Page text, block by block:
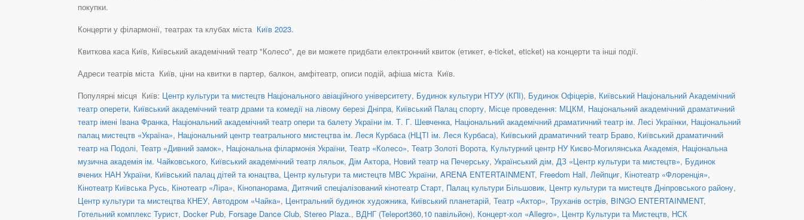
покупки.
Концерти у філармонії, театрах та клубах міста Київ 2023.
Квиткова каса Київ, Київський академічний театр "Колесо", де ви можете придбати електронний квиток (етикет, e-ticket, eticket) на концерти та інші події.
Адреси театрів міста Київ, ціни на квитки в партер, балкон, амфітеатр, описи подій, афіша міста Київ.
Популярні місця Київ: Центр культури та мистецтв Національного авіаційного університету, Будинок культури НТУУ (КПІ), Будинок Офіцерів, Київський Національний Академічний
театр оперети, Київський академічний театр драми та комедії на лівому березі Дніпра, Київський Палац спорту, Місце проведення: МЦКМ, Національний академічний драматичний
театр імені Івана Франка, Національний академічний театр опери та балету України ім. Т. Г. Шевченка, Національний академічний драматичний театр ім. Лесі Українки, Національний
палац мистецтв «Україна», Національний центр театрального мистецтва ім. Леся Курбаса (НЦТІ ім. Леся Курбаса), Київський драматичний театр Браво, Київський драматичний
театр на Подолі, Театр «Дивний замок», Національна філармонія України, Театр «Колесо», Театр Золоті Ворота, Культурний центр НУ Києво-Могилянська Академія, Національна
музична академія ім. Чайковського, Київський академічний театр ляльок, Дім Актора, Новий театр на Печерську, Український дім, ДЗ «Центр культури та мистецтв», Будинок
вчених НАН України, Київський палац дітей та юнацтва, Центр культури та мистецтв МВС України, ARENA ENTERTAINMENT, Freedom Hall, Лейпциг, Кінотеатр «Флоренція»,
Кінотеатр Київська Русь, Кінотеатр «Ліра», Кінопанорама, Дитячий спеціалізований кінотеатр Старт, Палац культури Більшовик, Центр культури та мистецтв Дніпровського району,
Центр культури та мистецтва КНЕУ, Автодром «Чайка», Центральний будинок художника, Київський планетарій, Театр «Актор», Труханів острів, BINGO ENTERTAINMENT,
Готельний комплекс Турист, Docker Pub, Forsage Dance Club, Stereo Plaza., ВДНГ (Teleport360,10 павільйон), Концерт-хол «Allegro», Центр Культури та Мистецтв, НСК